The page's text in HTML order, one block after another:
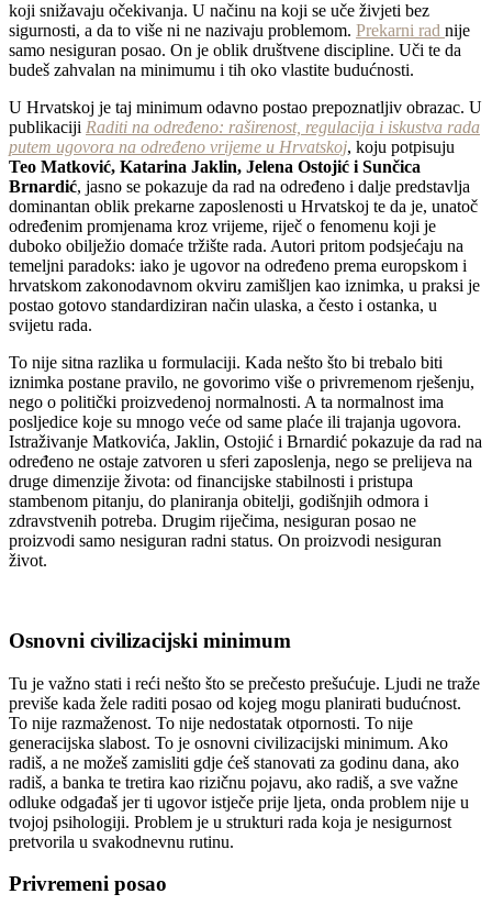
koji snižavaju očekivanja. U načinu na koji se uče živjeti bez
sigurnosti, a da to više ni ne nazivaju problemom. Prekarni rad nije
samo nesiguran posao. On je oblik društvene discipline. Uči te da
budeš zahvalan na minimumu i tih oko vlastite budućnosti.
U Hrvatskoj je taj minimum odavno postao prepoznatljiv obrazac. U
publikaciji Raditi na određeno: raširenost, regulacija i iskustva rada
putem ugovora na određeno vrijeme u Hrvatskoj, koju potpisuju
Teo Matković, Katarina Jaklin, Jelena Ostojić i Sunčica
Brnardić, jasno se pokazuje da rad na određeno i dalje predstavlja
dominantan oblik prekarne zaposlenosti u Hrvatskoj te da je, unatoč
određenim promjenama kroz vrijeme, riječ o fenomenu koji je
duboko obilježio domaće tržište rada. Autori pritom podsjećaju na
temeljni paradoks: iako je ugovor na određeno prema europskom i
hrvatskom zakonodavnom okviru zamišljen kao iznimka, u praksi je
postao gotovo standardiziran način ulaska, a često i ostanka, u
svijetu rada.
To nije sitna razlika u formulaciji. Kada nešto što bi trebalo biti
iznimka postane pravilo, ne govorimo više o privremenom rješenju,
nego o politički proizvedenoj normalnosti. A ta normalnost ima
posljedice koje su mnogo veće od same plaće ili trajanja ugovora.
Istraživanje Matkovića, Jaklin, Ostojić i Brnardić pokazuje da rad na
određeno ne ostaje zatvoren u sferi zaposlenja, nego se prelijeva na
druge dimenzije života: od financijske stabilnosti i pristupa
stambenom pitanju, do planiranja obitelji, godišnjih odmora i
zdravstvenih potreba. Drugim riječima, nesiguran posao ne
proizvodi samo nesiguran radni status. On proizvodi nesiguran
život.
Osnovni civilizacijski minimum
Tu je važno stati i reći nešto što se prečesto prešućuje. Ljudi ne traže
previše kada žele raditi posao od kojeg mogu planirati budućnost.
To nije razmaženost. To nije nedostatak otpornosti. To nije
generacijska slabost. To je osnovni civilizacijski minimum. Ako
radiš, a ne možeš zamisliti gdje ćeš stanovati za godinu dana, ako
radiš, a banka te tretira kao rizičnu pojavu, ako radiš, a sve važne
odluke odgađaš jer ti ugovor istječe prije ljeta, onda problem nije u
tvojoj psihologiji. Problem je u strukturi rada koja je nesigurnost
pretvorila u svakodnevnu rutinu.
Privremeni posao